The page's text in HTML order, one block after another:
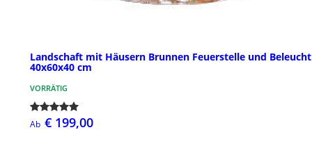
Landschaft mit Häusern Brunnen Feuerstelle und
40x60x40 cm
VORRÄTIG
Ab € 199,00